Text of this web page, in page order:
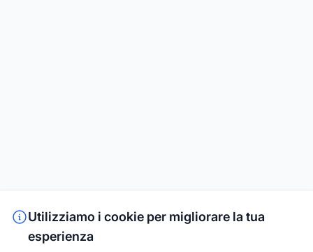
Utilizziamo i cookie per migliorare la tua
esperienza